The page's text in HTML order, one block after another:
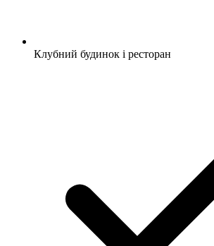
Клубний будинок і ресторан